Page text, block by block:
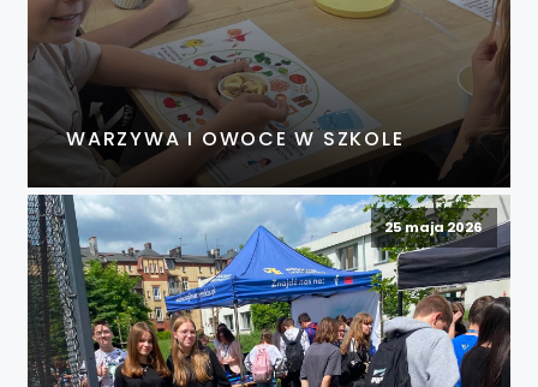
WARZYWA I OWOCE W SZKOLE
25 maja 2026